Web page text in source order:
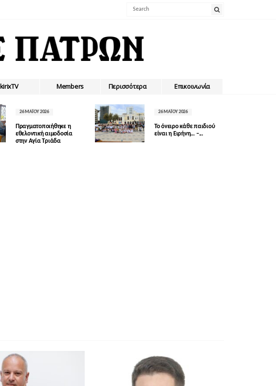
kirixTV Members Περισσότερα Επικοινωνία
26 ΜΑΪ́ΟΥ 2026
Πραγματοποιήθηκε η
εθελοντική αιμοδοσία
στην Αγία Τριάδα
26 ΜΑΪ́ΟΥ 2026
Το όνειρο κάθε παιδιού
είναι η Ειρήνη… –...